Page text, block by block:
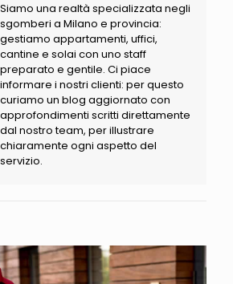
Siamo una realtà specializzata negli
sgomberi a Milano e provincia:
gestiamo appartamenti, uffici,
cantine e solai con uno staff
preparato e gentile. Ci piace
informare i nostri clienti: per questo
curiamo un blog aggiornato con
approfondimenti scritti direttamente
dal nostro team, per illustrare
chiaramente ogni aspetto del
servizio.